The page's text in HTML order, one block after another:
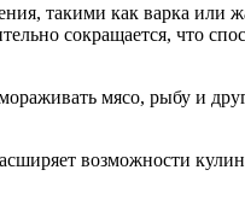
такими как варка или
сокращается, что
мясо, рыбу и
возможности